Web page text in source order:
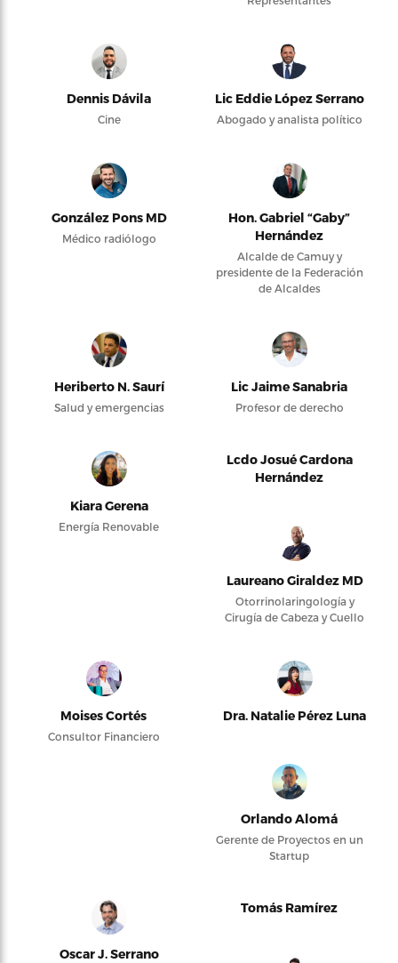
Dennis Dávila
Cine
Lic Eddie López Serrano
Abogado y analista político
González Pons MD
Médico radiólogo
Hon. Gabriel “Gaby”
Hernández
Alcalde de Camuy y
presidente de la Federación
de Alcaldes
Heriberto N. Saurí
Salud y emergencias
Lic Jaime Sanabria
Profesor de derecho
Kiara Gerena
Energía Renovable
Lcdo Josué Cardona
Hernández
Laureano Giraldez MD
Otorrinolaringología y
Cirugía de Cabeza y Cuello
Moises Cortés
Consultor Financiero
Dra. Natalie Pérez Luna
Orlando Alomá
Gerente de Proyectos en un
Startup
Oscar J. Serrano
Tomás Ramírez